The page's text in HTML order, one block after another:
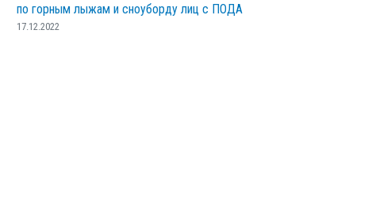
по горным лыжам и сноуборду лиц с ПОДА
17.12.2022